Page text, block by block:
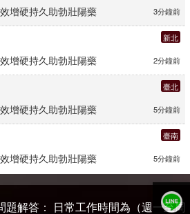
3分鐘前
增硬持久助勃壯陽藥
新北
2分鐘前
增硬持久助勃壯陽藥
臺北
5分鐘前
增硬持久助勃壯陽藥
臺南
5分鐘前
增硬持久助勃壯陽藥
嘉義
2分鐘前
增硬持久助勃壯陽藥
題解答： 日常工作時間為（週一至周